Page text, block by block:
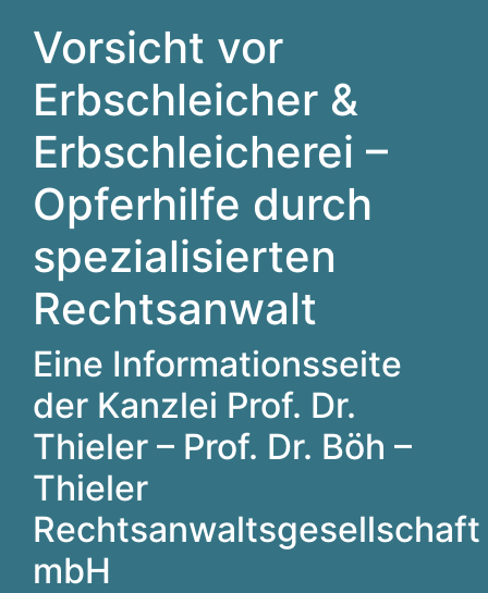
Vorsicht vor
Erbschleicher &
Erbschleicherei –
Opferhilfe durch
spezialisierten
Rechtsanwalt
Eine Informationsseite
der Kanzlei Prof. Dr.
Thieler – Prof. Dr. Böh –
Thieler
Rechtsanwaltsgesellschaft
mbH